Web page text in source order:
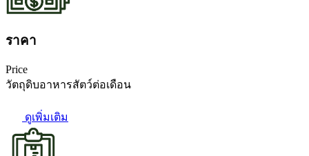
ราคา
Price
วัตถุดิบอาหารสัตว์ต่อเดือน
ดูเพิ่มเติม